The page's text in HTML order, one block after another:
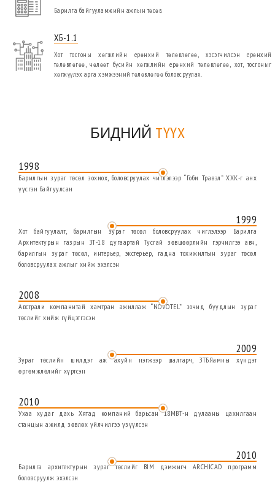
Барилга байгууламжийн ажлын төсөв.
ХБ-1.1
Хот тосгоны хөгжлийн ерөнхий төлөвлөгөө, хэсэгчилсэн ерөнхий
төлөвлөгөө, чөлөөт бүсийн хөгжлийн ерөнхий төлөвлөгөө, хот, тосгоныг
хөгжүүлэх арга хэмжээний төлөвлөгөө боловсруулах.
БИДНИЙ ТҮҮХ
1998
Барилгын зураг төсөл зохиох, боловсруулах чиглэлээр “Гоби Травэл” ХХК-г анх
үүсгэн байгуулсан
1999
Хот байгуулалт, барилгын зураг төсөл боловсруулах чиглэлээр Барилга
Архитектурын газрын ЗТ-18 дугаартай Тусгай зөвшөөрлийн гэрчилгээ авч,
барилгын зураг төсөл, интерьер, экстерьер, гадна тохижилтын зураг төсөл
боловсруулах ажлыг хийж эхэлсэн
2008
Австрали компанитай хамтран ажиллаж “NOVOTEL” зочид буудлын зураг
төслийг хийж гүйцэтгэсэн
2009
Зураг төслийн шилдэг аж ахуйн нэгжээр шалгарч, ЗТБЯамны хүндэт
өргөмжлөлийг хүртсэн
2010
Ухаа худаг дахь Хятад компаний барьсан 18МВТ-н дулааны цахилгаан
станцын ажилд зөвлөх үйлчилгээ үзүүлсэн
2010
Барилга архитектурын зураг төслийг BIM дэмжигч ARCHICAD программ
боловсруулж эхэлсэн